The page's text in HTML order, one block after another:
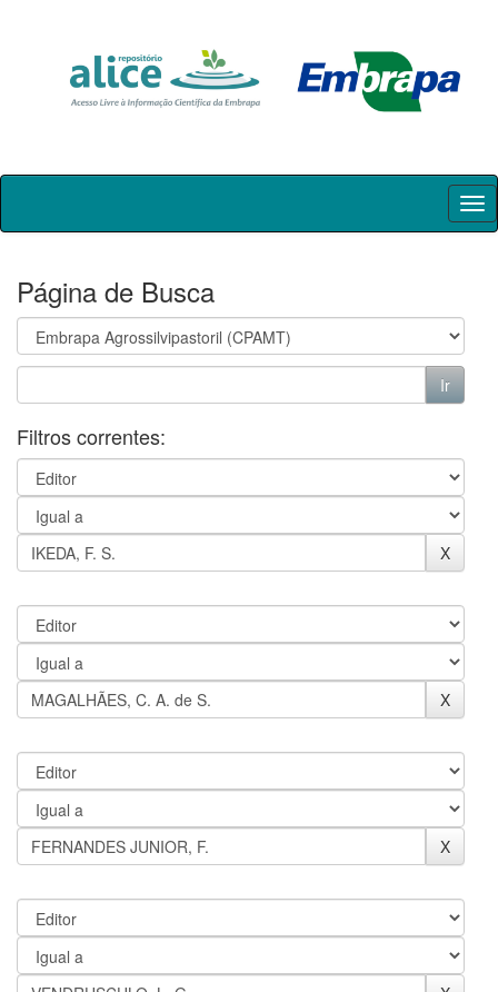
Skip
Página de Busca
Filtros correntes: